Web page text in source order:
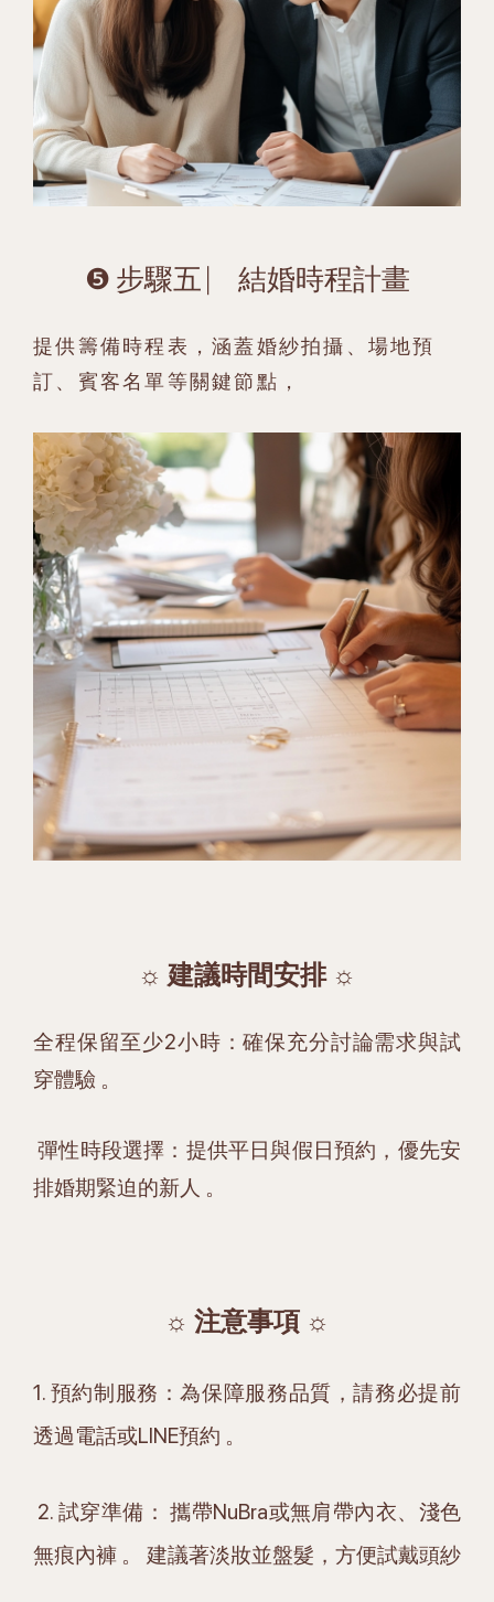
❺ 步驟五 ⎸ 結婚時程計畫
提供籌備時程表，涵蓋婚紗拍攝、場地預
訂、賓客名單等關鍵節點，
☼ 建議時間安排 ☼
全程保留至少2小時：確保充分討論需求與試
穿體驗 。
彈性時段選擇：提供平日與假日預約，優先安
排婚期緊迫的新人 。
☼ 注意事項 ☼
1. 預約制服務：為保障服務品質，請務必提前
透過電話或LINE預約 。
2. 試穿準備： 攜帶NuBra或無肩帶內衣、淺色
無痕內褲 。 建議著淡妝並盤髮，方便試戴頭紗